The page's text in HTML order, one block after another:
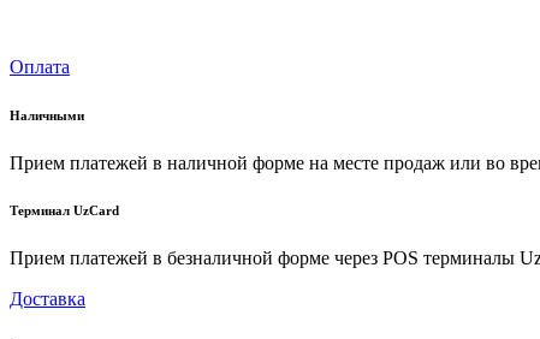
Оплата
Наличными
Прием платежей в наличной форме на месте продаж или во
Терминал UzCard
Прием платежей в безналичной форме через POS терминалы
Доставка